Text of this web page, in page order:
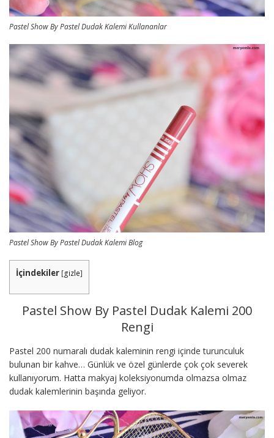
Pastel Show By Pastel Dudak Kalemi Kullananlar
Pastel Show By Pastel Dudak Kalemi Blog
İçindekiler [gizle]
Pastel Show By Pastel Dudak Kalemi 200
Rengi
Pastel 200 numaralı dudak kaleminin rengi içinde turunculuk
bulunan bir kahve… Günlük ve özel günlerde çok çok severek
kullanıyorum. Hatta makyaj koleksiyonumda olmazsa olmaz
dudak kalemlerinin başında geliyor.